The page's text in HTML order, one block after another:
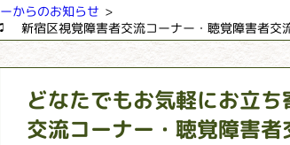
からのお知らせ
新宿区視覚障害者交流コーナー・聴覚障害者交
どなたでもお気軽にお立
交流コーナー・聴覚障害者